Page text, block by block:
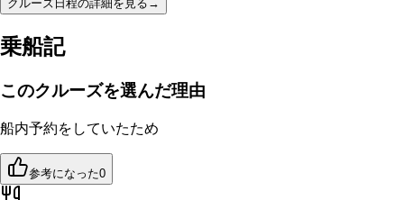
クルーズ日程の詳細を見る →
乗船記
このクルーズを選んだ理由
船内予約をしていたため
参考になった0